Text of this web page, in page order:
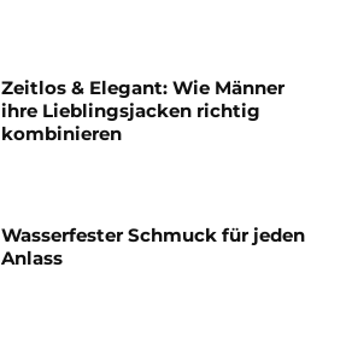
Zeitlos & Elegant: Wie Männer
ihre Lieblingsjacken richtig
kombinieren
Wasserfester Schmuck für jeden
Anlass